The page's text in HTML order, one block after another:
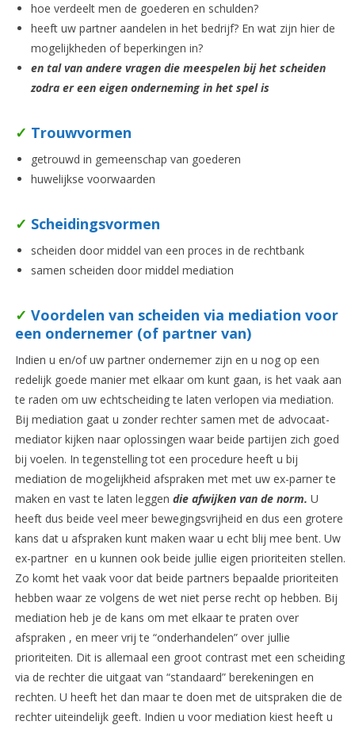
hoe verdeelt men de goederen en schulden?
heeft uw partner aandelen in het bedrijf? En wat zijn hier de
mogelijkheden of beperkingen in?
en tal van andere vragen die meespelen bij het scheiden
zodra er een eigen onderneming in het spel is
✓ Trouwvormen
getrouwd in gemeenschap van goederen
huwelijkse voorwaarden
✓ Scheidingsvormen
scheiden door middel van een proces in de rechtbank
samen scheiden door middel mediation
✓ Voordelen van scheiden via mediation voor
een ondernemer (of partner van)
Indien u en/of uw partner ondernemer zijn en u nog op een
redelijk goede manier met elkaar om kunt gaan, is het vaak aan
te raden om uw echtscheiding te laten verlopen via mediation.
Bij mediation gaat u zonder rechter samen met de advocaat-
mediator kijken naar oplossingen waar beide partijen zich goed
bij voelen. In tegenstelling tot een procedure heeft u bij
mediation de mogelijkheid afspraken met met uw ex-parner te
maken en vast te laten leggen die afwijken van de norm. U
heeft dus beide veel meer bewegingsvrijheid en dus een grotere
kans dat u afspraken kunt maken waar u echt blij mee bent. Uw
ex-partner en u kunnen ook beide jullie eigen prioriteiten stellen.
Zo komt het vaak voor dat beide partners bepaalde prioriteiten
hebben waar ze volgens de wet niet perse recht op hebben. Bij
mediation heb je de kans om met elkaar te praten over
afspraken , en meer vrij te “onderhandelen” over jullie
prioriteiten. Dit is allemaal een groot contrast met een scheiding
via de rechter die uitgaat van “standaard” berekeningen en
rechten. U heeft het dan maar te doen met de uitspraken die de
rechter uiteindelijk geeft. Indien u voor mediation kiest heeft u